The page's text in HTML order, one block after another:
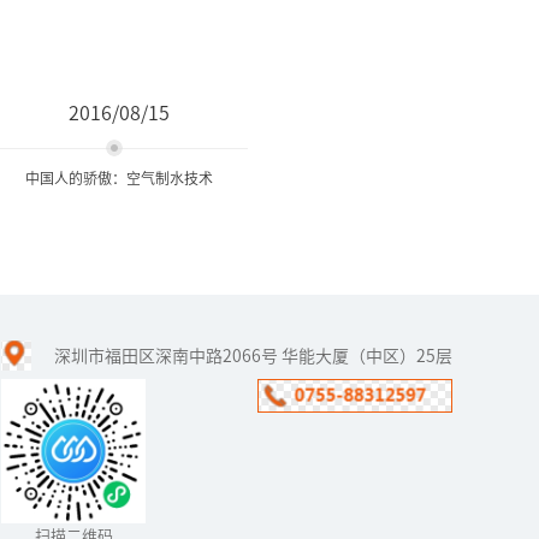
2016/08/15
中国人的骄傲：空气制水技术
近几年的报纸经常看到叙
利亚开发沙漠里砂岩层的
地下矿泉水，还有报道称
2009年以色列研制出空气
制水机。其实早在1989
年，...
深圳市福田区深南中路2066号 华能大厦（中区）25层